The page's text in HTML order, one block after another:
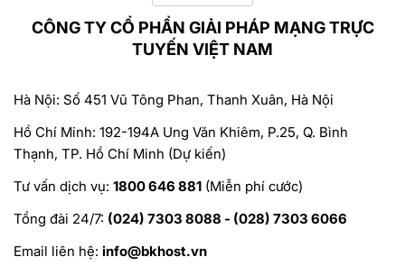
CÔNG TY CỔ PHẦN GIẢI PHÁP MẠNG TRỰC
TUYẾN VIỆT NAM
Hà Nội: Số 451 Vũ Tông Phan, Thanh Xuân, Hà Nội
Hồ Chí Minh: 192-194A Ung Văn Khiêm, P.25, Q. Bình
Thạnh, TP. Hồ Chí Minh (Dự kiến)
Tư vấn dịch vụ: 1800 646 881 (Miễn phí cước)
Tổng đài 24/7: (024) 7303 8088 - (028) 7303 6066
Email liên hệ: info@bkhost.vn